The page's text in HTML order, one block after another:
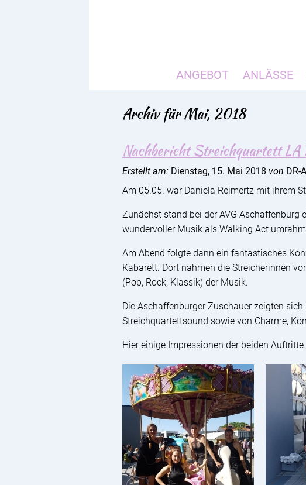
ANGEBOT ANLÄSSE
Archiv für Mai, 2018
Nachbericht Streichquartett
Erstellt am: Dienstag, 15. Mai 2018 von DR-
Am 05.05. war Daniela Reimertz mit ihrem
Zunächst stand bei der AVG Aschaffenburg
wundervoller Musik als Walking Act
Am Abend folgte dann ein fantastisches
Kabarett. Dort nahmen die Streicherinnen
(Pop, Rock, Klassik) der Musik.
Die Aschaffenburger Zuschauer zeigten
Streichquartettsound sowie von Charme,
Hier einige Impressionen der beiden